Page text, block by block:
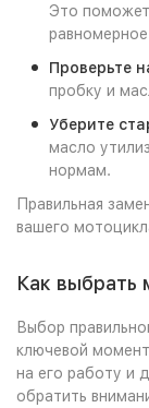
Это поможет
Проверьте
пробку и
Уберите
масло
нормам.
Правильная
вашего
Как выбрать
Выбор
ключевой
на его работу и
обратить